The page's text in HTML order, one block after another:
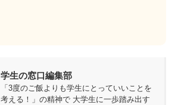
学生の窓口編集部
「3度のご飯よりも学生にとっていいことを
考える！」の精神で 大学生に一歩踏み出す